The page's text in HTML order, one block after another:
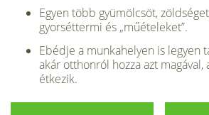
Egyen több gyümölcsöt,
gyorséttermi és „műételeket”.
Ebédje a munkahelyen is legyen
akár otthonról hozza azt magával,
étkezik.